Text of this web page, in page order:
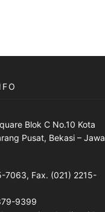
Blok C No.10 Kota
Pusat, Bekasi – Jawa
7063, Fax. (021) 2215-
9399